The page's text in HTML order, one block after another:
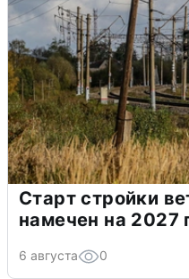
Старт стройки
намечен на 2027
6 августа 0